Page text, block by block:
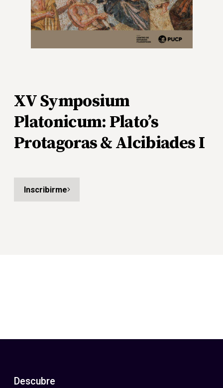
XV Symposium
Platonicum: Plato’s
Protagoras & Alcibiades I
Inscribirme
Descubre